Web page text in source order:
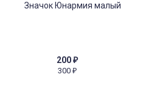
200₽
300₽